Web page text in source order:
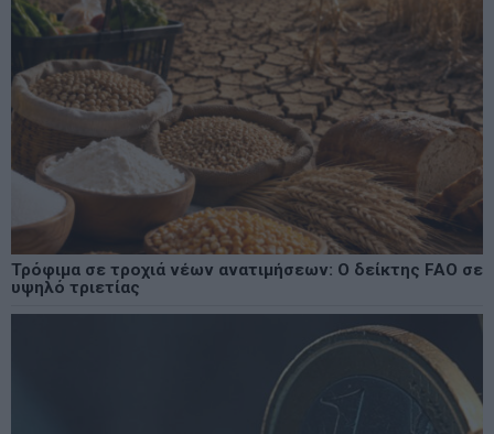
Τρόφιμα σε τροχιά νέων ανατιμήσεων: Ο δείκτης FAO σε
υψηλό τριετίας